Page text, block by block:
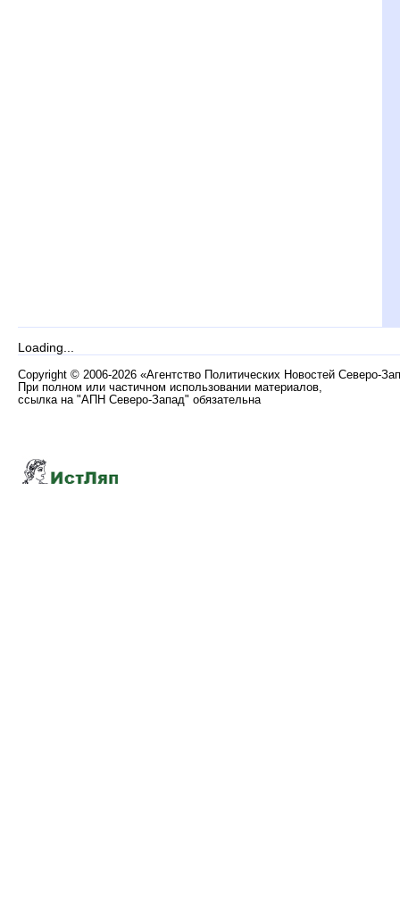
Loading...
Copyright © 2006-2026 «Агентство Политических Новостей Северо-
При полном или частичном использовании материалов,
ссылка на "АПН Северо-Запад" обязательна